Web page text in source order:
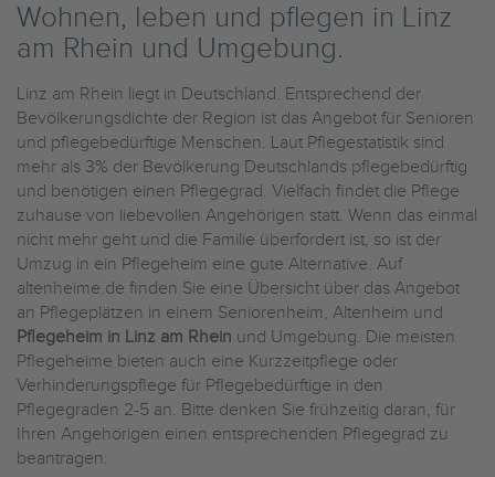
Wohnen, leben und pflegen in Linz
am Rhein und Umgebung.
Linz am Rhein liegt in Deutschland. Entsprechend der
Bevölkerungsdichte der Region ist das Angebot für Senioren
und pflegebedürftige Menschen. Laut Pflegestatistik sind
mehr als 3% der Bevölkerung Deutschlands pflegebedürftig
und benötigen einen Pflegegrad. Vielfach findet die Pflege
zuhause von liebevollen Angehörigen statt. Wenn das einmal
nicht mehr geht und die Familie überfordert ist, so ist der
Umzug in ein Pflegeheim eine gute Alternative. Auf
altenheime.de finden Sie eine Übersicht über das Angebot
an Pflegeplätzen in einem Seniorenheim, Altenheim und
Pflegeheim in Linz am Rhein und Umgebung. Die meisten
Pflegeheime bieten auch eine Kurzzeitpflege oder
Verhinderungspflege für Pflegebedürftige in den
Pflegegraden 2-5 an. Bitte denken Sie frühzeitig daran, für
Ihren Angehörigen einen entsprechenden Pflegegrad zu
beantragen.